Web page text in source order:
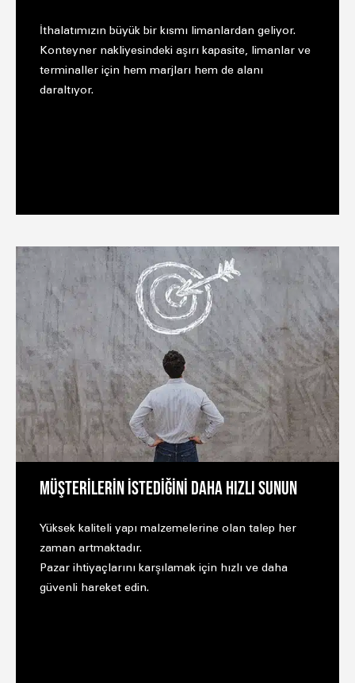
İthalatımızın büyük bir kısmı limanlardan geliyor.
Konteyner nakliyesindeki aşırı kapasite, limanlar ve
terminaller için hem marjları hem de alanı
daraltıyor.
MÜŞTERİLERİN İSTEDİĞİNİ DAHA HIZLI SUNUN
Yüksek kaliteli yapı malzemelerine olan talep her
zaman artmaktadır.
Pazar ihtiyaçlarını karşılamak için hızlı ve daha
güvenli hareket edin.